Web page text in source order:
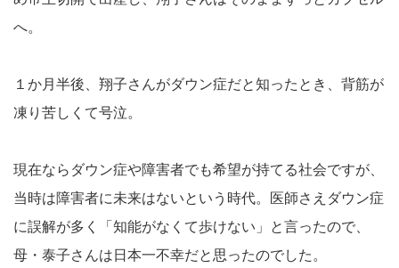
へ。
１か月半後、翔子さんがダウン症だと知ったとき、背筋が
凍り苦しくて号泣。
現在ならダウン症や障害者でも希望が持てる社会ですが、
当時は障害者に未来はないという時代。医師さえダウン症
に誤解が多く「知能がなくて歩けない」と言ったので、
母・泰子さんは日本一不幸だと思ったのでした。